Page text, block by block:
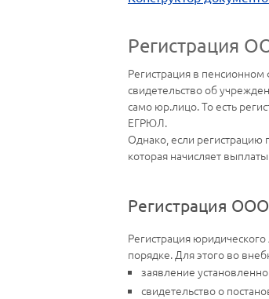
Регистрация
Регистрация в
свидетельство об
само юр.лицо. То есть
ЕГРЮЛ.
Однако, если регистрацию
которая начисляет
Регистрация
Регистрация
порядке. Для этого во
заявление
свидетельство о